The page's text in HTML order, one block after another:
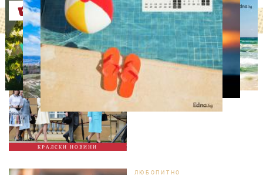
Оферти
КРАЛСКИ НОВИНИ
СВОБОДНО ВРЕМЕ
Ново бебе в кралското
семейство
ЛЮБОПИТНО